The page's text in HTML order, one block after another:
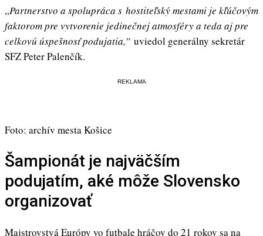
„Partnerstvo a spolupráca s hostiteľský mestami je kľúčovým
faktorom pre vytvorenie jedinečnej atmosféry a teda aj pre
celkovú úspešnosť podujatia,” uviedol generálny sekretár
SFZ Peter Palenčík.
REKLAMA
Foto: archív mesta Košice
Šampionát je najväčším
podujatím, aké môže Slovensko
organizovať
Majstrovstvá Európy vo futbale hráčov do 21 rokov sa na